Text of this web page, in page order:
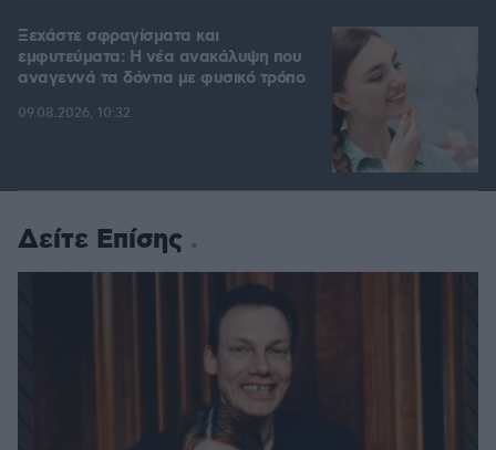
Ξεχάστε σφραγίσματα και
εμφυτεύματα: Η νέα ανακάλυψη που
αναγεννά τα δόντια με φυσικό τρόπο
09.08.2026, 10:32
Δείτε Επίσης